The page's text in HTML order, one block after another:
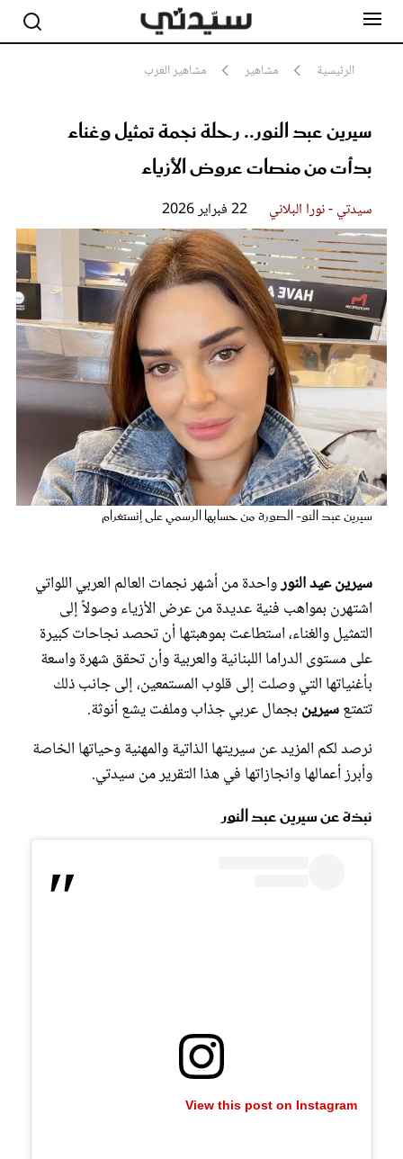
الرئيسية مشاهير مشاهير العرب
سيرين عبد النور.. رحلة نجمة تمثيل وغناء
بدأت من منصات عروض الأزياء
سيدتي - نورا البلاني 22 فبراير 2026
سيرين عبد النو- الصورة من حسابها الرسمي على إنستغرام
سيرين عيد النورواحدة من أشهر نجمات العالم العربي اللواتي
اشتهرن بمواهب فنية عديدة من عرض الأزياء وصولاً إلى
التمثيل والغناء، استطاعت بموهبتها أن تحصد نجاحات كبيرة
على مستوى الدراما اللبنانية والعربية وأن تحقق شهرة واسعة
بأغنياتها التي وصلت إلى قلوب المستمعين، إلى جانب ذلك
تتمتعسيرين بجمال عربي جذاب وملفت يشع أنوثة.
نرصد لكم المزيد عن سيريتها الذاتية والمهنية وحياتها الخاصة
وأبرز أعمالها وانجازاتها في هذا التقرير من سيدتي.
نبذة عن سيرين عبد النور
View this post on Instagram
مشاهير
أناقة
جمال
سيدتي وطفلك
لايف ستايل
بلس+
فيديو
مطبخ سيدتي
مقالات الرأي
ستايل
تقارير
عروس سيدتي
مجلة سيدتي
غلاف رفمي